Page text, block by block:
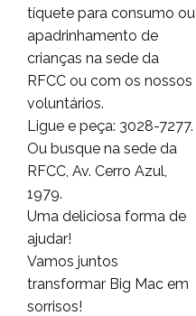
tíquete para consumo ou
apadrinhamento de
crianças na sede da
RFCC ou com os nossos
voluntários.
Ligue e peça: 3028-7277.
Ou busque na sede da
RFCC, Av. Cerro Azul,
1979.
Uma deliciosa forma de
ajudar!
Vamos juntos
transformar Big Mac em
sorrisos!